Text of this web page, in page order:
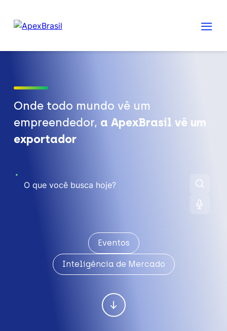
Onde todo mundo vê um
empreendedor, a ApexBrasil vê um
exportador
Eventos
Inteligência de Mercado